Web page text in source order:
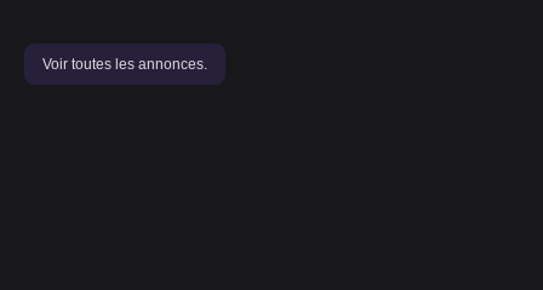
Voir toutes les annonces.